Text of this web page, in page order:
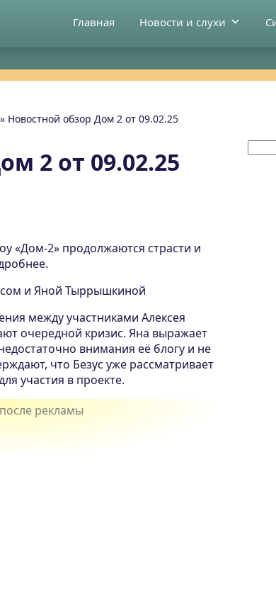
Главная Новости и слухи
» Новостной обзор Дом 2 от 09.02.25
2 от 09.02.25
«Дом-2» продолжаются страсти и
и Яной Тыррышкиной
между участниками Алексея
очередной кризис. Яна выражает
внимания её блогу и не
что Безус уже рассматривает
участия в проекте.